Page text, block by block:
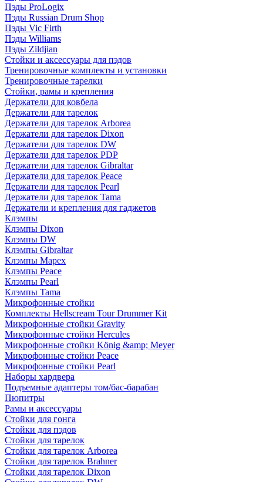
Пэды ProLogix
Пэды Russian Drum Shop
Пэды Vic Firth
Пэды Williams
Пэды Zildjian
Стойки и аксессуары для пэдов
Тренировочные комплекты и установки
Тренировочные тарелки
Стойки, рамы и крепления
Держатели для ковбела
Держатели для тарелок
Держатели для тарелок Arborea
Держатели для тарелок Dixon
Держатели для тарелок DW
Держатели для тарелок PDP
Держатели для тарелок Gibraltar
Держатели для тарелок Peace
Держатели для тарелок Pearl
Держатели для тарелок Tama
Держатели и крепления для гаджетов
Клэмпы
Клэмпы Dixon
Клэмпы DW
Клэмпы Gibraltar
Клэмпы Mapex
Клэмпы Peace
Клэмпы Pearl
Клэмпы Tama
Микрофонные стойки
Комплекты Hellscream Tour Drummer Kit
Микрофонные стойки Gravity
Микрофонные стойки Hercules
Микрофонные стойки König &amp; Meyer
Микрофонные стойки Peace
Микрофонные стойки Pearl
Наборы хардвера
Подъемные адаптеры том/бас-барабан
Пюпитры
Рамы и аксессуары
Стойки для гонга
Стойки для пэдов
Стойки для тарелок
Стойки для тарелок Arborea
Стойки для тарелок Brahner
Стойки для тарелок Dixon